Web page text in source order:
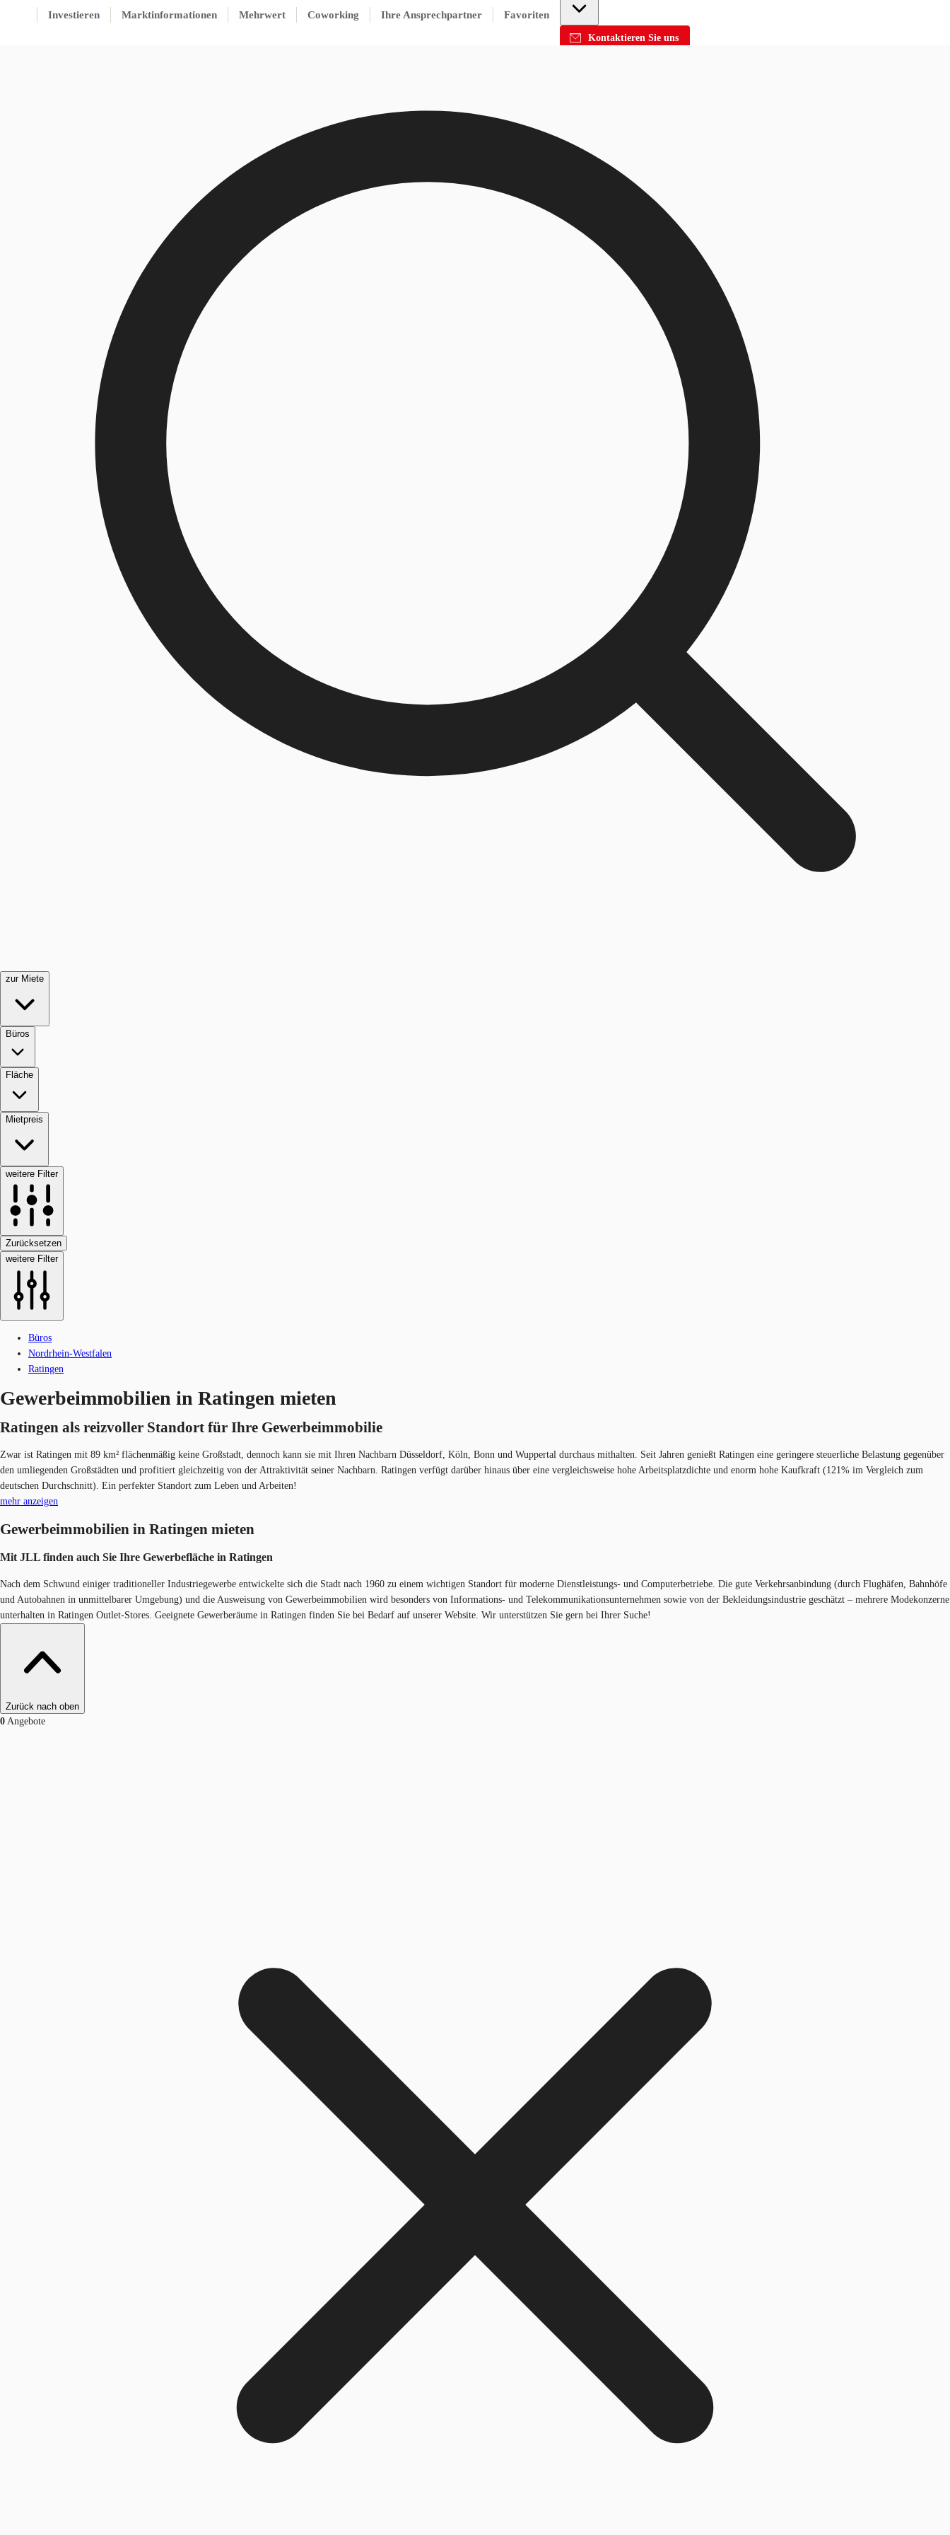
Investieren Marktinformationen Mehrwert Coworking Ihre Ansprechpartner Favoriten
Kontaktieren Sie uns
zur Miete
Büros
Fläche
Mietpreis
weitere Filter
Zurücksetzen
weitere Filter
Büros
Nordrhein-Westfalen
Ratingen
Gewerbeimmobilien in Ratingen mieten
Ratingen als reizvoller Standort für Ihre Gewerbeimmobilie
Zwar ist Ratingen mit 89 km² flächenmäßig keine Großstadt, dennoch kann sie mit Ihren Nachbarn Düsseldorf, Köln, Bonn und Wuppertal durchaus mithalten. Seit Jahren genießt Ratingen eine geringere steuerliche Belastung gegenüber
den umliegenden Großstädten und profitiert gleichzeitig von der Attraktivität seiner Nachbarn. Ratingen verfügt darüber hinaus über eine vergleichsweise hohe Arbeitsplatzdichte und enorm hohe Kaufkraft (121% im Vergleich zum
deutschen Durchschnitt). Ein perfekter Standort zum Leben und Arbeiten!
mehr anzeigen
Gewerbeimmobilien in Ratingen mieten
Mit JLL finden auch Sie Ihre Gewerbefläche in Ratingen
Nach dem Schwund einiger traditioneller Industriegewerbe entwickelte sich die Stadt nach 1960 zu einem wichtigen Standort für moderne Dienstleistungs- und Computerbetriebe. Die gute Verkehrsanbindung (durch Flughäfen, Bahnhöfe
und Autobahnen in unmittelbarer Umgebung) und die Ausweisung von Gewerbeimmobilien wird besonders von Informations- und Telekommunikationsunternehmen sowie von der Bekleidungsindustrie geschätzt – mehrere Modekonzerne
unterhalten in Ratingen Outlet-Stores. Geeignete Gewerberäume in Ratingen finden Sie bei Bedarf auf unserer Website. Wir unterstützen Sie gern bei Ihrer Suche!
Zurück nach oben
0 Angebote